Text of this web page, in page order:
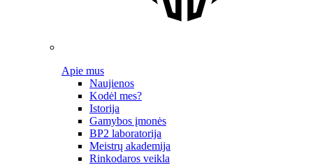
Apie mus
Naujienos
Kodėl mes?
Istorija
Gamybos įmonės
BP2 laboratorija
Meistrų akademija
Rinkodaros veikla